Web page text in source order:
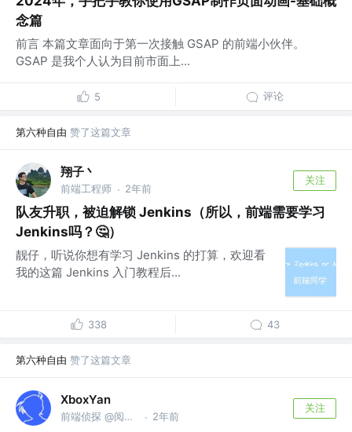
念篇
前言 本篇文章面向于第一次接触 GSAP 的前端小伙伴。
GSAP 是我个人认为目前市面上...
5 评论
第六种自由 赞了这篇文章
翔子丶
前端工程师 · 2年前
关注
队友升职，被迫解锁 Jenkins（所以，前端需要学习
Jenkins吗？🤔）
靓仔，听说你想有学习 Jenkins 的打算，欢迎看
我的这篇 Jenkins 入门教程后...
338 43
第六种自由 赞了这篇文章
XboxYan
前端侦探 @阅文集团 · 2年前
关注